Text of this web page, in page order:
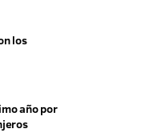
los
año por